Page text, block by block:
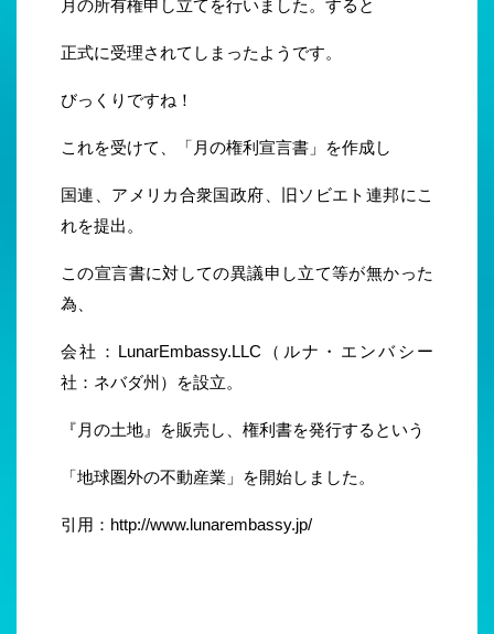
月の所有権申し立てを行いました。すると
正式に受理されてしまったようです。
びっくりですね！
これを受けて、「月の権利宣言書」を作成し
国連、アメリカ合衆国政府、旧ソビエト連邦にこ
れを提出。
この宣言書に対しての異議申し立て等が無かった
為、
会社：LunarEmbassy.LLC（ルナ・エンバシー
社：ネバダ州）を設立。
『月の土地』を販売し、権利書を発行するという
「地球圏外の不動産業」を開始しました。
引用：http://www.lunarembassy.jp/